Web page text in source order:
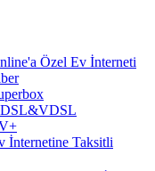
Özel Ev İnterneti
İnternetine Taksitli